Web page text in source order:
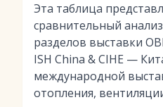
Эта таблица
сравнительный
разделов выставки
ISH China & CIHE —
международной
отопления,